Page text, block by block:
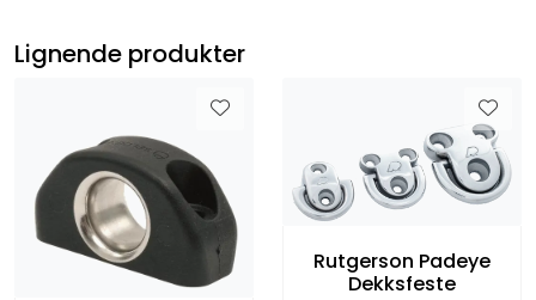
Lignende produkter
Rutgerson Padeye
Dekksfeste